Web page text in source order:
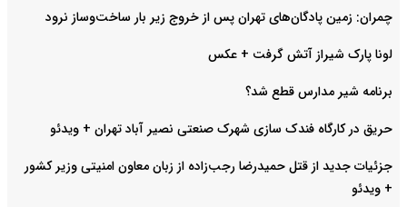
چمران: زمین پادگان‌های تهران پس از خروج زیر بار ساخت‌وساز نرود
لونا پارک شیراز آتش گرفت + عکس
برنامه شیر مدارس قطع شد؟
حریق در کارگاه فندک سازی شهرک صنعتی نصیر آباد تهران + ویدئو
جزئیات جدید از قتل حمیدرضا رجب‌زاده از زبان معاون امنیتی وزیر کشور
+ ویدئو